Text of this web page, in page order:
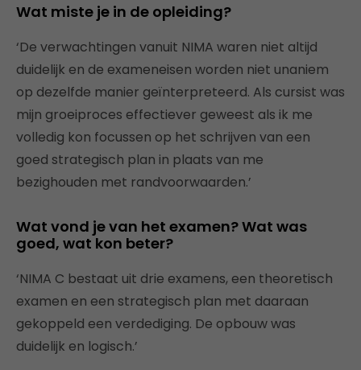
Wat miste je in de opleiding?
‘De verwachtingen vanuit NIMA waren niet altijd
duidelijk en de exameneisen worden niet unaniem
op dezelfde manier geïnterpreteerd. Als cursist was
mijn groeiproces effectiever geweest als ik me
volledig kon focussen op het schrijven van een
goed strategisch plan in plaats van me
bezighouden met randvoorwaarden.’
Wat vond je van het examen? Wat was
goed, wat kon beter?
‘NIMA C bestaat uit drie examens, een theoretisch
examen en een strategisch plan met daaraan
gekoppeld een verdediging. De opbouw was
duidelijk en logisch.’